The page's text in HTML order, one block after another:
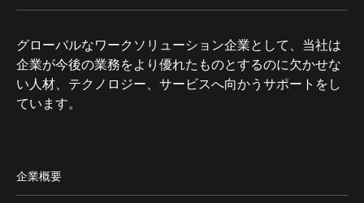
グローバルなワークソリューション企業として、当社は
企業が今後の業務をより優れたものとするのに欠かせな
い人材、テクノロジー、サービスへ向かうサポートをし
ています。
企業概要